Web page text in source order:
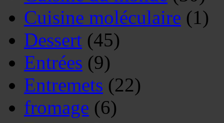
Cuisine moléculaire (1)
Dessert (45)
Entrées (9)
Entremets (22)
fromage (6)